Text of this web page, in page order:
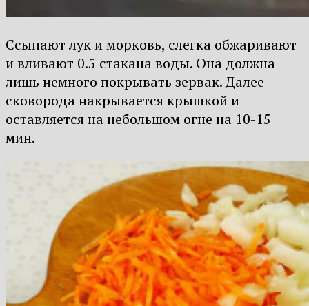
Ссыпают лук и морковь, слегка обжаривают
и вливают 0.5 стакана воды. Она должна
лишь немного покрывать зервак. Далее
сковорода накрывается крышкой и
оставляется на небольшом огне на 10-15
мин.